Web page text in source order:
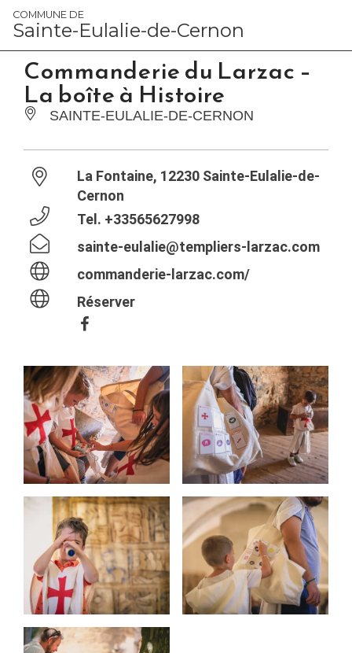
Panneau de gestion des cookies
COMMUNE DE
Sainte-Eulalie-de-Cernon
Commanderie du Larzac –
La boîte à Histoire
SAINTE-EULALIE-DE-CERNON
La Fontaine, 12230 Sainte-Eulalie-de-
Cernon
Tel. +33565627998
sainte-eulalie@templiers-larzac.com
commanderie-larzac.com/
Réserver